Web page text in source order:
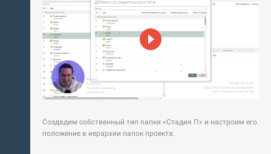
Создадим собственный тип папки «Стадия П» и настроим его
положение в иерархии папок проекта.